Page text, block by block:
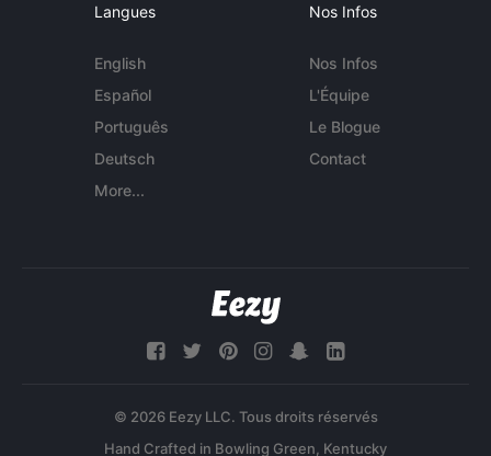
Langues
English
Español
Português
Deutsch
More...
Nos Infos
Nos Infos
L'Équipe
Le Blogue
Contact
© 2026 Eezy LLC. Tous droits réservés